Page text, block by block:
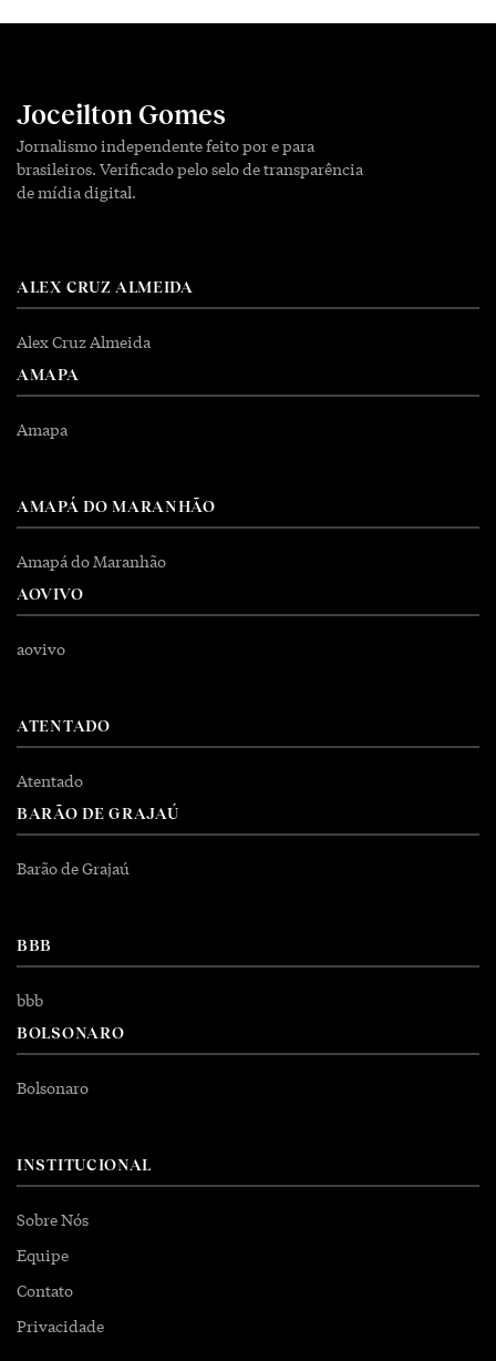
Joceilton Gomes
Jornalismo independente feito por e para
brasileiros. Verificado pelo selo de transparência
de mídia digital.
ALEX CRUZ ALMEIDA
Alex Cruz Almeida
AMAPA
Amapa
AMAPÁ DO MARANHÃO
Amapá do Maranhão
AOVIVO
aovivo
ATENTADO
Atentado
BARÃO DE GRAJAÚ
Barão de Grajaú
BBB
bbb
BOLSONARO
Bolsonaro
INSTITUCIONAL
Sobre Nós
Equipe
Contato
Privacidade